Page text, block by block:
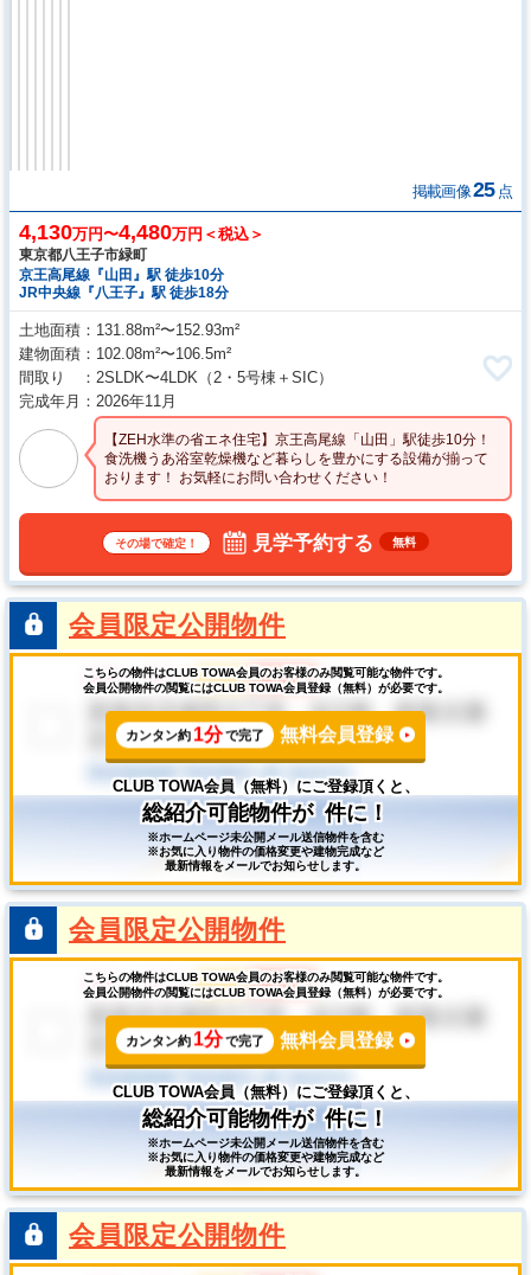
掲載画像25 点
4,130万円〜4,480万円＜税込＞
東京都八王子市緑町
京王高尾線『山田』駅 徒歩10分
JR中央線『八王子』駅 徒歩18分
土地面積
131.88m²〜152.93m²
建物面積
102.08m²〜106.5m²
間取り
2SLDK〜4LDK （2・5号棟＋SIC）
完成年月
2026年11月
【ZEH水準の省エネ住宅】京王高尾線「山田」駅徒歩10分！
食洗機うあ浴室乾燥機など暮らしを豊かにする設備が揃って
おります！ お気軽にお問い合わせください！
その場で確定！ 見学予約する 無料
会員限定公開物件
こちらの物件はCLUB TOWA会員のお客様のみ閲覧可能な物件です。
会員公開物件の閲覧にはCLUB TOWA会員登録（無料）が必要です。
カンタン約 1分で完了 無料会員登録
CLUB TOWA会員（無料）にご登録頂くと、
総紹介可能物件が 件に！
※ホームページ未公開メール送信物件を含む
※お気に入り物件の価格変更や建物完成など
最新情報をメールでお知らせします。
会員限定公開物件
こちらの物件はCLUB TOWA会員のお客様のみ閲覧可能な物件です。
会員公開物件の閲覧にはCLUB TOWA会員登録（無料）が必要です。
カンタン約 1分で完了 無料会員登録
CLUB TOWA会員（無料）にご登録頂くと、
総紹介可能物件が 件に！
※ホームページ未公開メール送信物件を含む
※お気に入り物件の価格変更や建物完成など
最新情報をメールでお知らせします。
会員限定公開物件